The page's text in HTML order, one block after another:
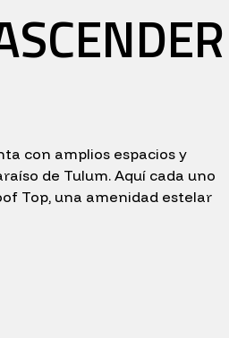
con amplios espacios y
de Tulum. Aquí cada uno
Top, una amenidad estelar